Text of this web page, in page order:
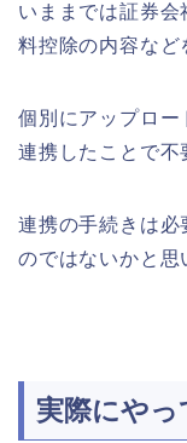
いままでは証券
料控除の内容など
個別にアップロー
連携したことで不
連携の手続きは必
のではないかと思
実際にや